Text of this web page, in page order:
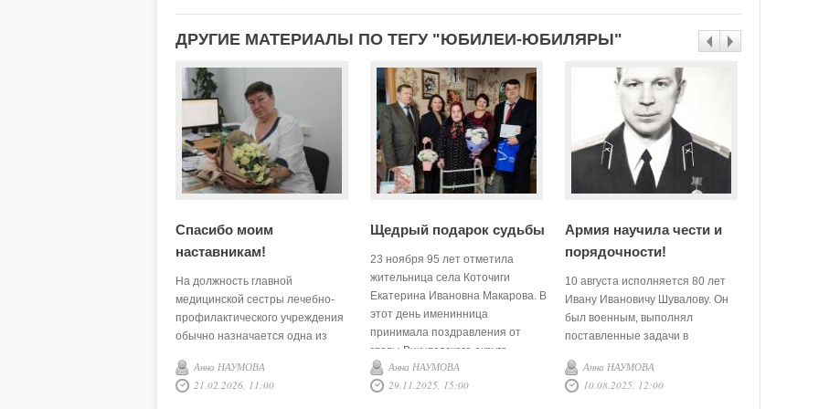
ДРУГИЕ МАТЕРИАЛЫ ПО ТЕГУ "ЮБИЛЕИ-ЮБИЛЯРЫ"
Спасибо моим
наставникам!
На должность главной
медицинской сестры лечебно-
профилактического учреждения
обычно назначается одна из
хорошо подготовленных
медицинских сестёр,
Анна НАУМОВА
21.02.2026, 11:00
Щедрый подарок судьбы
23 ноября 95 лет отметила
жительница села Коточиги
Екатерина Ивановна Макарова. В
этот день именинница
принимала поздравления от
главы Викуловского округа
Андрея Лотова, председателя
районного совета ветеранов
Анна НАУМОВА
29.11.2025, 15:00
Армия научила чести и
порядочности!
10 августа исполняется 80 лет
Ивану Ивановичу Шувалову. Он
был военным, выполнял
поставленные задачи в
Союза и за его пределами.
Последние тридцать два года
Анна НАУМОВА
10.08.2025, 12:00